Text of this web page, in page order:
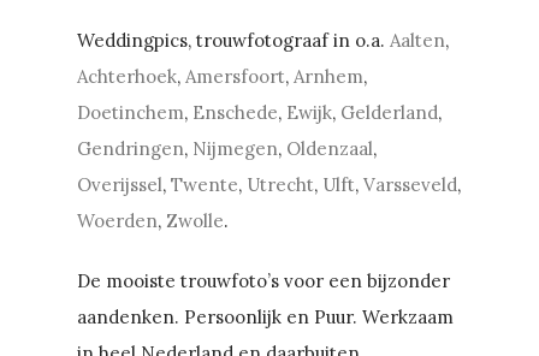
Weddingpics, trouwfotograaf in o.a.Aalten,
Achterhoek,Amersfoort,Arnhem,
Doetinchem, Enschede, Ewijk, Gelderland,
Gendringen, Nijmegen, Oldenzaal,
Overijssel,Twente, Utrecht, Ulft,Varsseveld,
Woerden, Zwolle.
De mooiste trouwfoto’s voor een bijzonder
aandenken. Persoonlijk en Puur. Werkzaam